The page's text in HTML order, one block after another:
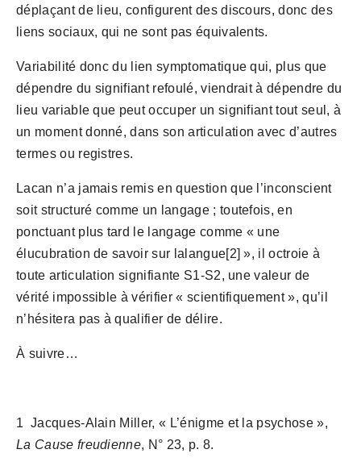
déplaçant de lieu, configurent des discours, donc des
liens sociaux, qui ne sont pas équivalents.
Variabilité donc du lien symptomatique qui, plus que
dépendre du signifiant refoulé, viendrait à dépendre du
lieu variable que peut occuper un signifiant tout seul, à
un moment donné, dans son articulation avec d’autres
termes ou registres.
Lacan n’a jamais remis en question que l’inconscient
soit structuré comme un langage ; toutefois, en
ponctuant plus tard le langage comme « une
élucubration de savoir sur lalangue[2] », il octroie à
toute articulation signifiante S1-S2, une valeur de
vérité impossible à vérifier « scientifiquement », qu’il
n’hésitera pas à qualifier de délire.
À suivre…
La Cause freudienne, N° 23, p. 8.